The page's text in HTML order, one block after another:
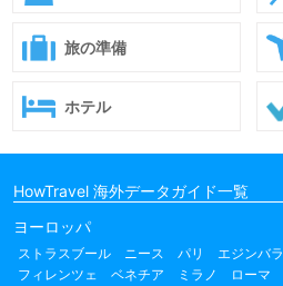
旅の準備
ホテル
HowTravel 海外データガイド一覧
ヨーロッパ
ストラスブール ニース パリ エジンバラ
フィレンツェ
ベネチア ミラノ ローマ